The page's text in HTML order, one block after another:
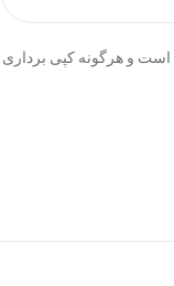
و هرگونه کپی برداری